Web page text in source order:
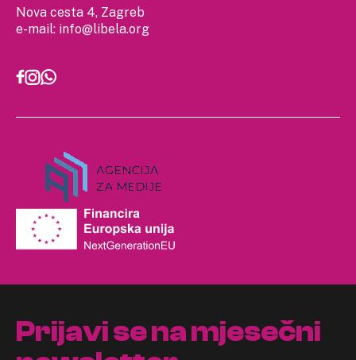
Nova cesta 4, Zagreb
e-mail: info@libela.org
Prijavi se na mjesečni